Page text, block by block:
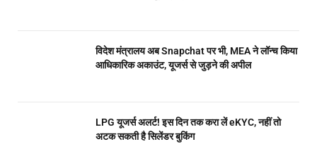
विदेश मंत्रालय अब Snapchat पर भी, MEA ने लॉन्च किया
आधिकारिक अकाउंट, यूजर्स से जुड़ने की अपील
LPG यूजर्स अलर्ट! इस दिन तक करा लें eKYC, नहीं तो
अटक सकती है सिलेंडर बुकिंग